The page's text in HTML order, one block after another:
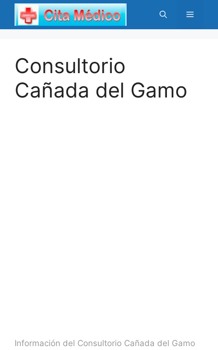
Saltar
contenido
Menú
Consultorio
Cañada del Gamo
Información del Consultorio Cañada del Gamo